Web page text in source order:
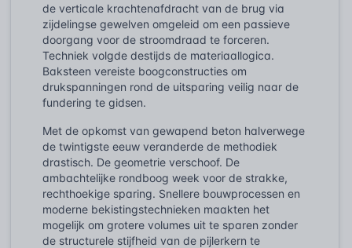
de verticale krachtenafdracht van de brug via
zijdelingse gewelven omgeleid om een passieve
doorgang voor de stroomdraad te forceren.
Techniek volgde destijds de materiaallogica.
Baksteen vereiste boogconstructies om
drukspanningen rond de uitsparing veilig naar de
fundering te gidsen.
Met de opkomst van gewapend beton halverwege
de twintigste eeuw veranderde de methodiek
drastisch. De geometrie verschoof. De
ambachtelijke rondboog week voor de strakke,
rechthoekige sparing. Snellere bouwprocessen en
moderne bekistingstechnieken maakten het
mogelijk om grotere volumes uit te sparen zonder
de structurele stijfheid van de pijlerkern te